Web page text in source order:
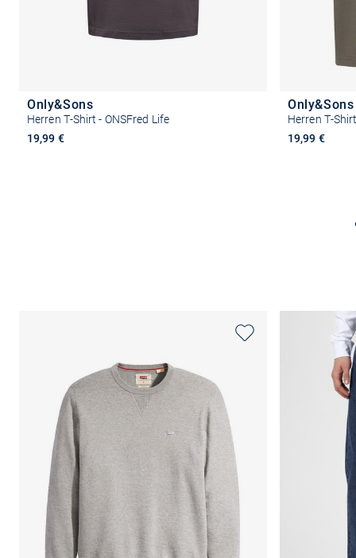
Only&Sons
Herren T-Shirt - ONSFred Life
19,99 €
Only&Sons
Herren T-
19,99 €